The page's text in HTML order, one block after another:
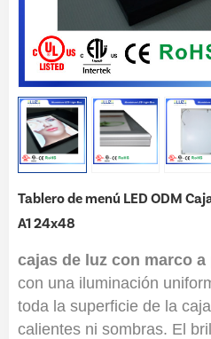
Tablero de menú LED ODM
A1 24x48
cajas de luz con marco
con una iluminación
toda la superficie de la
calientes ni sombras. El